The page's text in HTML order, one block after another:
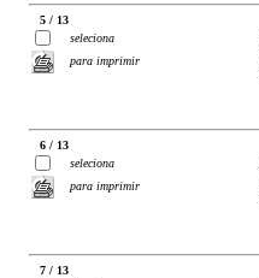
5 / 13
seleciona
para imprimir
6 / 13
seleciona
para imprimir
7 / 13